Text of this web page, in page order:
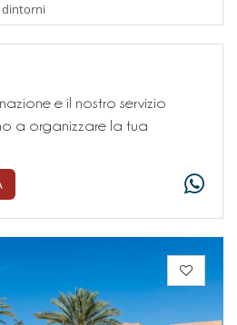
dintorni
e il nostro servizio
a organizzare la tua